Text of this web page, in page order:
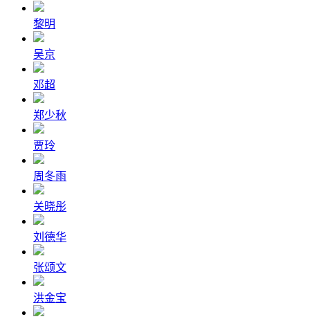
黎明
吴京
邓超
郑少秋
贾玲
周冬雨
关晓彤
刘德华
张颂文
洪金宝